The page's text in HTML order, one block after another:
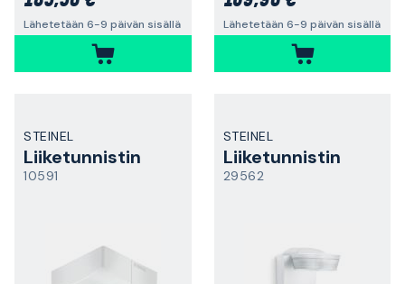
Lähetetään 6-9 päivän sisällä Lähetetään 6-9 päivän sisällä
STEINEL
Liiketunnistin
10591
STEINEL
Liiketunnistin
29562